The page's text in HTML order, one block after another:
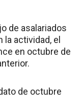
de asalariados
la actividad, el
en octubre de
de octubre